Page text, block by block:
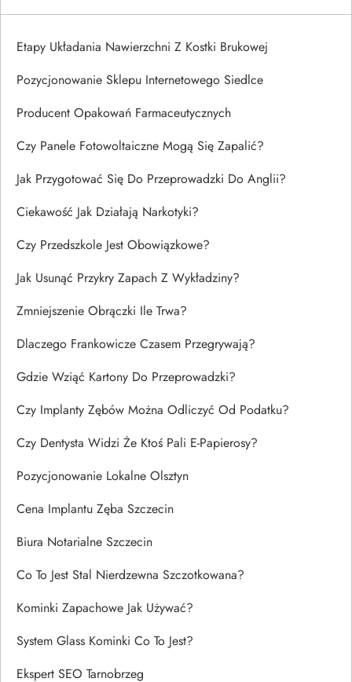
Etapy Układania Nawierzchni Z Kostki Brukowej
Pozycjonowanie Sklepu Internetowego Siedlce
Producent Opakowań Farmaceutycznych
Czy Panele Fotowoltaiczne Mogą Się Zapalić?
Jak Przygotować Się Do Przeprowadzki Do Anglii?
Ciekawość Jak Działają Narkotyki?
Czy Przedszkole Jest Obowiązkowe?
Jak Usunąć Przykry Zapach Z Wykładziny?
Zmniejszenie Obrączki Ile Trwa?
Dlaczego Frankowicze Czasem Przegrywają?
Gdzie Wziąć Kartony Do Przeprowadzki?
Czy Implanty Zębów Można Odliczyć Od Podatku?
Czy Dentysta Widzi Że Ktoś Pali E-Papierosy?
Pozycjonowanie Lokalne Olsztyn
Cena Implantu Zęba Szczecin
Biura Notarialne Szczecin
Co To Jest Stal Nierdzewna Szczotkowana?
Kominki Zapachowe Jak Używać?
System Glass Kominki Co To Jest?
Ekspert SEO Tarnobrzeg